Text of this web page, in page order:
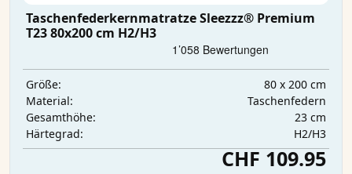
Taschenfederkernmatratze Sleezzz® Premium
T23 80x200 cm H2/H3
Größe:
80 x 200 cm
Material:
Taschenfedern
Gesamthöhe:
23 cm
Härtegrad:
H2/H3
CHF 109.95